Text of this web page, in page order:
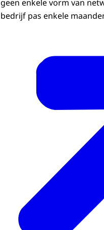
geen enkele vorm van
bedrijf pas enkele